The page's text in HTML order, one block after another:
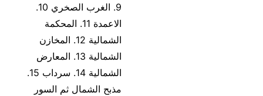
9. الغرب الصخري 10.
الاعمدة 11. المحكمة
الشمالية 12. المخازن
الشمالية 13. المعارض
الشمالية 14. سرداب 15.
مذبح الشمال ثم السور